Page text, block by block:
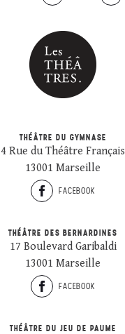
THÉÂTRE DU GYMNASE
4 Rue du Théâtre Français
13001 Marseille
FACEBOOK
THÉÂTRE DES BERNARDINES
17 Boulevard Garibaldi
13001 Marseille
FACEBOOK
THÉÂTRE DU JEU DE PAUME